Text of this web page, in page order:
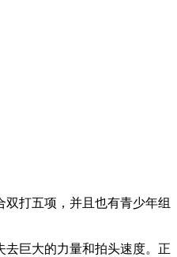
打五项，并且也有青少年组
巨大的力量和拍头速度。正